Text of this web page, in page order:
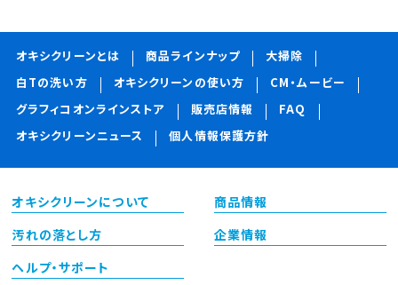
オキシクリーンとは 商品ラインナップ
大掃除
白Tの洗い方
オキシクリーンの使い方
CM・ムービー
グラフィコオンラインストア
販売店情報
FAQ
オキシクリーンニュース
個人情報保護方針
オキシクリーンについて
商品情報
汚れの落とし方
企業情報
ヘルプ・サポート